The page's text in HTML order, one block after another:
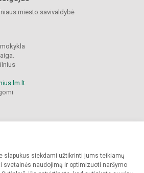
slapukus siekdami užtikrinti jums teikiamų
svetainės naudojimą ir optimizuoti naršymo
miesto savivaldybė
pradinė mokykla. Visos teisės saugomos.
mokyklos sutikimo griežtai draudžiama.